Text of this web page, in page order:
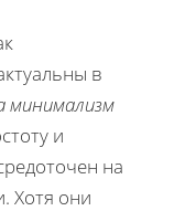
в
минимализм
и
на
Хотя они